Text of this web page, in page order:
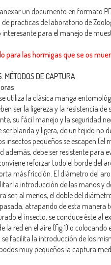
un documento en formato
practicas de laboratorio de
interesante para el manejo de
para las hormigas que se os
MÉTODOS DE CAPTURA
utiliza la clásica manga
ser la ligereza y la resistencia
su fácil manejo y la seguridad
ser blanda y ligera, de un tejido no
insectos pequeños se escapen
además, debe ser resistente para
reforzar todo el borde del
más fricción. El diámetro del
la introducción de las manos y
ser, al menos, el doble del
atrapando de esta manera
el insecto, se conduce éste al
la red en el aire (fig.1) o
se facilita la introducción de los
muy pequeños la captura